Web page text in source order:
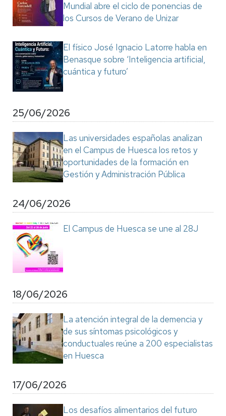
Mundial abre el ciclo de ponencias de
los Cursos de Verano de Unizar
El físico José Ignacio Latorre habla en
Benasque sobre ‘Inteligencia artificial,
cuántica y futuro’
25/06/2026
Las universidades españolas analizan
en el Campus de Huesca los retos y
oportunidades de la formación en
Gestión y Administración Pública
24/06/2026
El Campus de Huesca se une al 28J
18/06/2026
La atención integral de la demencia y
de sus síntomas psicológicos y
conductuales reúne a 200 especialistas
en Huesca
17/06/2026
Los desafíos alimentarios del futuro